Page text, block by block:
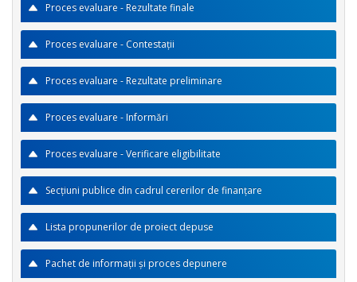
Proces evaluare - Rezultate finale
Proces evaluare - Contestaţii
Proces evaluare - Rezultate preliminare
Proces evaluare - Informări
Proces evaluare - Verificare eligibilitate
Secţiuni publice din cadrul cererilor de finanţare
Lista propunerilor de proiect depuse
Pachet de informaţii şi proces depunere